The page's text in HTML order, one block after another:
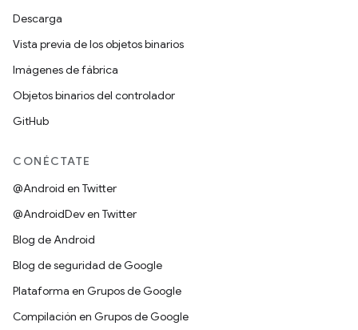
Descarga
Vista previa de los objetos binarios
Imágenes de fábrica
Objetos binarios del controlador
GitHub
CONÉCTATE
@Android en Twitter
@AndroidDev en Twitter
Blog de Android
Blog de seguridad de Google
Plataforma en Grupos de Google
Compilación en Grupos de Google